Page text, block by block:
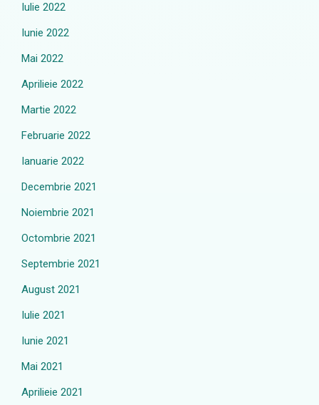
Iulie 2022
Iunie 2022
Mai 2022
Aprilieie 2022
Martie 2022
Februarie 2022
Ianuarie 2022
Decembrie 2021
Noiembrie 2021
Octombrie 2021
Septembrie 2021
August 2021
Iulie 2021
Iunie 2021
Mai 2021
Aprilieie 2021